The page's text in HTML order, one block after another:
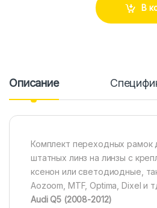
В
Описание
Комплект переходных рамок
штатных линз на линзы с
ксенон или светодиодные,
Aozoom, MTF, Optima, Dixel и
Audi Q5 (2008-2012)